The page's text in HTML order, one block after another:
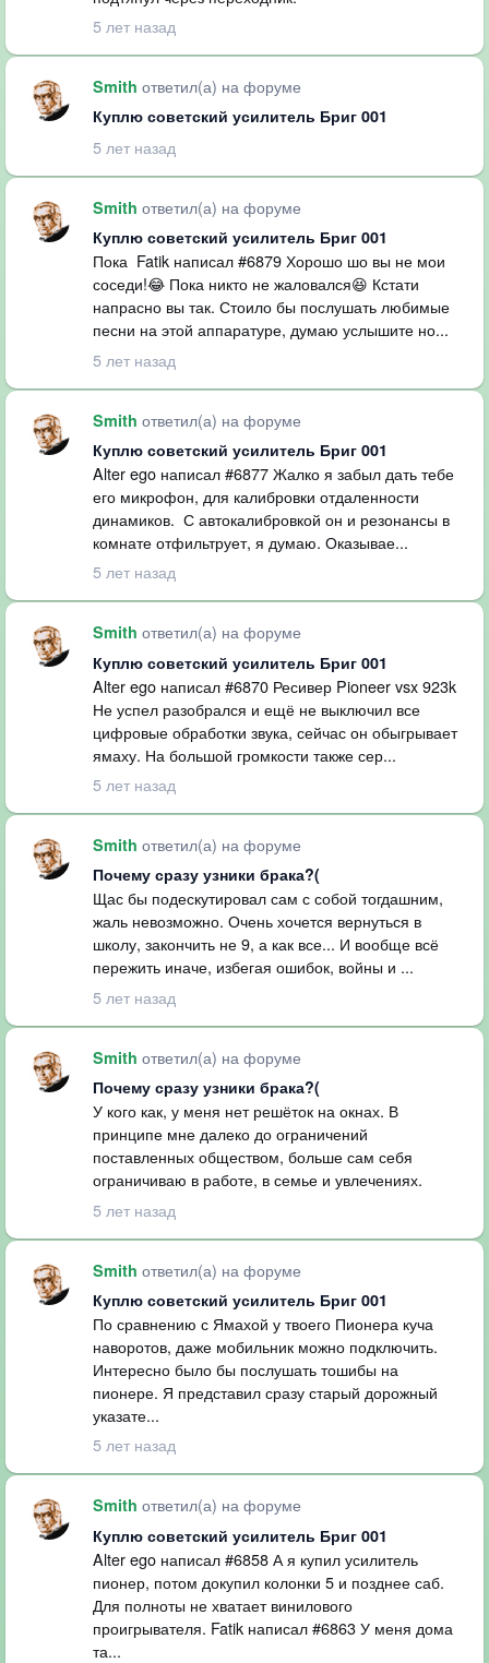
5 лет назад
Smith ответил(а) на форуме
Куплю советский усилитель Бриг 001
5 лет назад
Smith ответил(а) на форуме
Куплю советский усилитель Бриг 001
Пока Fatik написал #6879 Хорошо шо вы не мои
соседи!😂 Пока никто не жаловался😆 Кстати
напрасно вы так. Стоило бы послушать любимые
песни на этой аппаратуре, думаю услышите но...
5 лет назад
Smith ответил(а) на форуме
Куплю советский усилитель Бриг 001
Alter ego написал #6877 Жалко я забыл дать тебе
его микрофон, для калибровки отдаленности
динамиков. С автокалибровкой он и резонансы в
комнате отфильтрует, я думаю. Оказывае...
5 лет назад
Smith ответил(а) на форуме
Куплю советский усилитель Бриг 001
Alter ego написал #6870 Ресивер Pioneer vsx 923k
Не успел разобрался и ещё не выключил все
цифровые обработки звука, сейчас он обыгрывает
ямаху. На большой громкости также сер...
5 лет назад
Smith ответил(а) на форуме
Почему сразу узники брака?(
Щас бы подескутировал сам с собой тогдашним,
жаль невозможно. Очень хочется вернуться в
школу, закончить не 9, а как все... И вообще всё
пережить иначе, избегая ошибок, войны и ...
5 лет назад
Smith ответил(а) на форуме
Почему сразу узники брака?(
У кого как, у меня нет решёток на окнах. В
принципе мне далеко до ограничений
поставленных обществом, больше сам себя
ограничиваю в работе, в семье и увлечениях.
5 лет назад
Smith ответил(а) на форуме
Куплю советский усилитель Бриг 001
По сравнению с Ямахой у твоего Пионера куча
наворотов, даже мобильник можно подключить.
Интересно было бы послушать тошибы на
пионере. Я представил сразу старый дорожный
указате...
5 лет назад
Smith ответил(а) на форуме
Куплю советский усилитель Бриг 001
Alter ego написал #6858 А я купил усилитель
пионер, потом докупил колонки 5 и позднее саб.
Для полноты не хватает винилового
проигрывателя. Fatik написал #6863 У меня дома
та...